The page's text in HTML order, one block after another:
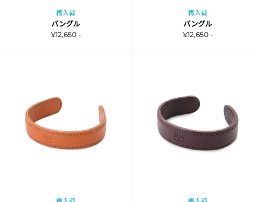
再入荷
バングル
¥12,650 -
再入荷
バングル
¥12,650 -